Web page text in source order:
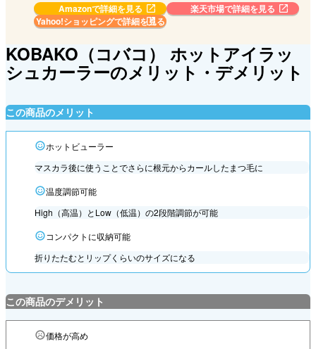
Amazonで詳細を見る
楽天市場で詳細を見る
Yahoo!ショッピングで詳細を見る
KOBAKO（コバコ） ホットアイラッ
シュカーラーのメリット・デメリット
この商品のメリット
ホットビューラー
マスカラ後に使うことでさらに根元からカールしたまつ毛に
温度調節可能
High（高温）とLow（低温）の2段階調節が可能
コンパクトに収納可能
折りたたむとリップくらいのサイズになる
この商品のデメリット
価格が高め